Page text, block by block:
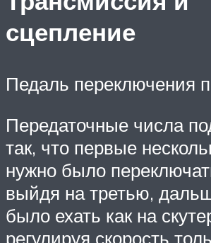
сцепление
Педаль переключения
Передаточные числа
так, что первые
нужно было
выйдя на третью,
было ехать как на
регулируя скорость